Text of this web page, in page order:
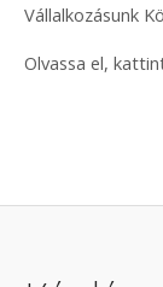
Vállalkozásunk
Olvassa el,